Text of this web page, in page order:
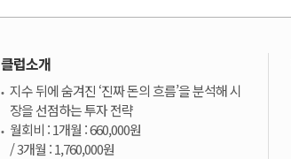
클럽소개
지수 뒤에 숨겨진 ‘진짜 돈의 흐름’을 분석해 시
장을 선점하는 투자 전략
월회비 : 1개월 : 660,000원
/ 3개월 : 1,760,000원